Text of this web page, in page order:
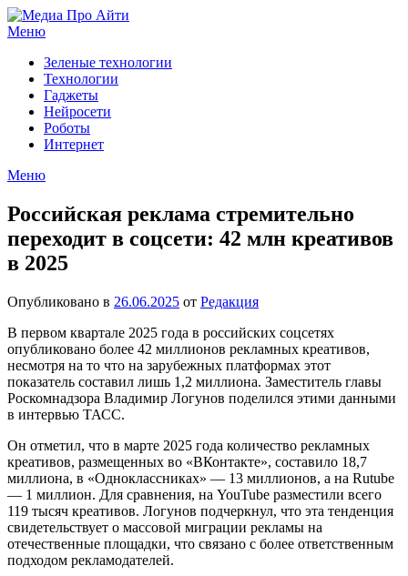
Перейти
к
Меню
Зеленые технологии
Технологии
Гаджеты
Нейросети
Роботы
Интернет
Меню
Российская реклама стремительно
переходит в соцсети: 42 млн креативов
в 2025
Опубликовано в 26.06.2025 от Редакция
В первом квартале 2025 года в российских соцсетях
опубликовано более 42 миллионов рекламных креативов,
несмотря на то что на зарубежных платформах этот
показатель составил лишь 1,2 миллиона. Заместитель главы
Роскомнадзора Владимир Логунов поделился этими данными
в интервью ТАСС.
Он отметил, что в марте 2025 года количество рекламных
креативов, размещенных во «ВКонтакте», составило 18,7
миллиона, в «Одноклассниках» — 13 миллионов, а на Rutube
— 1 миллион. Для сравнения, на YouTube разместили всего
119 тысяч креативов. Логунов подчеркнул, что эта тенденция
свидетельствует о массовой миграции рекламы на
отечественные площадки, что связано с более ответственным
подходом рекламодателей.